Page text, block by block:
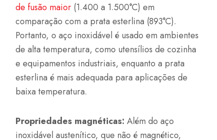
de fusão maior (1.400 a 1.500°C) em
comparação com a prata esterlina (893°C).
Portanto, o aço inoxidável é usado em ambientes
de alta temperatura, como utensílios de cozinha
e equipamentos industriais, enquanto a prata
esterlina é mais adequada para aplicações de
baixa temperatura.
Propriedades magnéticas:Além do aço
inoxidável austenítico, que não é magnético,